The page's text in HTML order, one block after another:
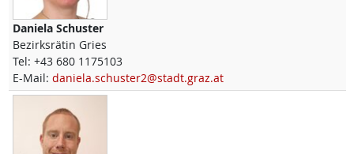
Daniela Schuster
Bezirksrätin Gries
Tel: +43 680 1175103
E-Mail: daniela.schuster2@stadt.graz.at